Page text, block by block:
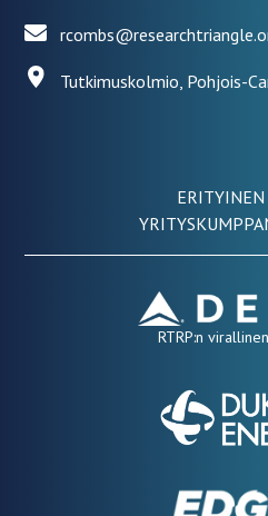
Tutkimuskolmio, Pohjois-
RTRP:n